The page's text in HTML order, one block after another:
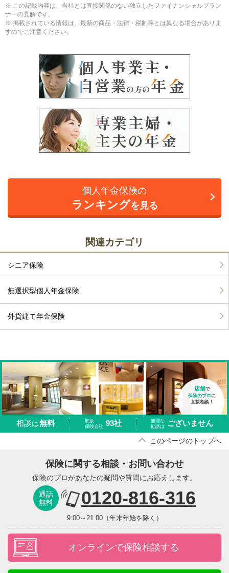
※ この記載内容は、当社とは直接関係のない独立したファイナンシャルプラン
ナーの見解です。
※ 掲載されている情報は、最新の商品・法律・税制等とは異なる場合がありま
すのでご注意ください。
個人年金保険の
ランキングを見る
関連カテゴリ
シニア保険
無選択型個人年金保険
外貨建て年金保険
店舗で
保険のプロ に
直接相談！
相談は無料
取扱
保険会社 93社
無理な
勧誘は
ございません
このページのトップへ
保険に関する相談・お問い合わせ
保険のプロがあなたの疑問や質問にお応えします。
通話
無料
0120-816-316
9:00～21:00（年末年始を除く）
オンラインで保険相談する